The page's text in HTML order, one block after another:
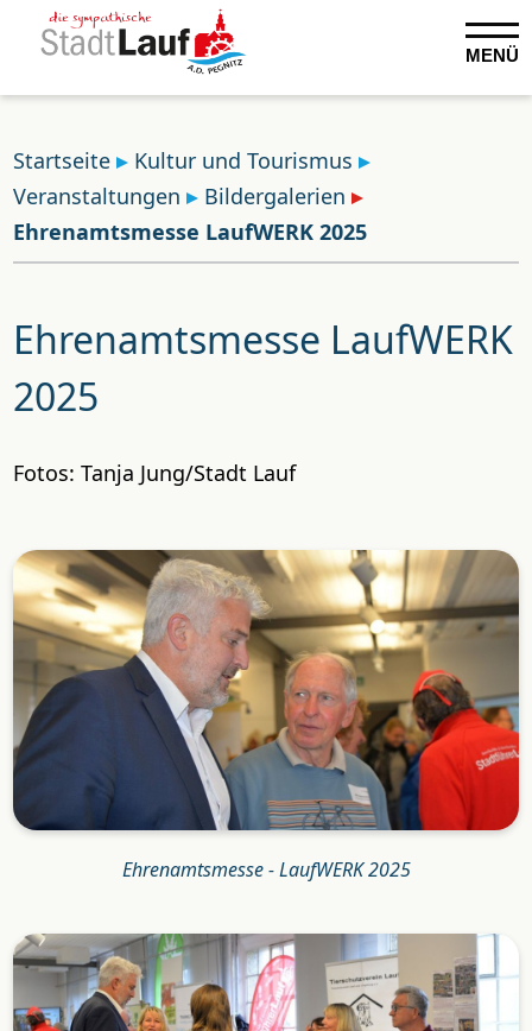
MENÜ
Startseite
Kultur und Tourismus
Veranstaltungen
Bildergalerien
Ehrenamtsmesse LaufWERK 2025
Ehrenamtsmesse LaufWERK
2025
Fotos: Tanja Jung/Stadt Lauf
Ehrenamtsmesse - LaufWERK 2025